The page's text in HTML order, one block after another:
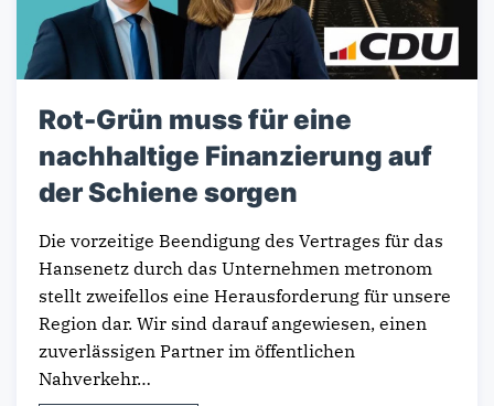
Rot-Grün muss für eine
nachhaltige Finanzierung auf
der Schiene sorgen
Die vorzeitige Beendigung des Vertrages für das
Hansenetz durch das Unternehmen metronom
stellt zweifellos eine Herausforderung für unsere
Region dar. Wir sind darauf angewiesen, einen
zuverlässigen Partner im öffentlichen
Nahverkehr…